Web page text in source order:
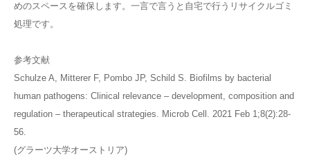
めのスペースを確保します。一言で言うと自宅で行うリサイクルゴミ
処理です。
参考文献
Schulze A, Mitterer F, Pombo JP, Schild S. Biofilms by bacterial
human pathogens: Clinical relevance – development, composition and
regulation – therapeutical strategies. Microb Cell. 2021 Feb 1;8(2):28-
56.
(グラーツ大学オーストリア)